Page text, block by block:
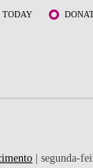
TODAY
| segunda-